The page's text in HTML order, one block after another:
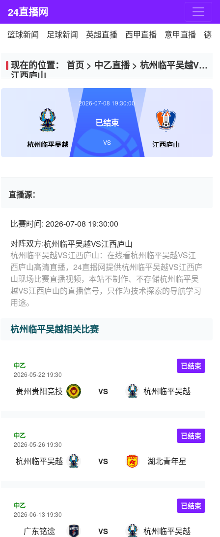
24直播网
篮球新闻 足球新闻 英超直播 西甲直播 意甲直播 德
现在的位置： 首页 > 中乙直播> 杭州临平吴越VS
江西庐山
杭州临平吴越 江西庐山
2026-07-08 19:30:00
已结束
VS
直播源：
比赛时间: 2026-07-08 19:30:00
对阵双方:杭州临平吴越VS江西庐山
杭州临平吴越VS江西庐山：在线看杭州临平吴越VS江
西庐山高清直播，24直播网提供杭州临平吴越VS江西庐
山现场比赛直播视频，本站不制作、不存储杭州临平吴
越VS江西庐山的直播信号，只作为技术探索的导航学习
用途。
杭州临平吴越相关比赛
中乙
2026-05-22 19:30
贵州贵阳竞技 VS 杭州临平吴越
已结束
中乙
2026-05-26 19:30
杭州临平吴越 VS 湖北青年星
已结束
中乙
2026-06-13 19:30
广东铭途 VS 杭州临平吴越
已结束